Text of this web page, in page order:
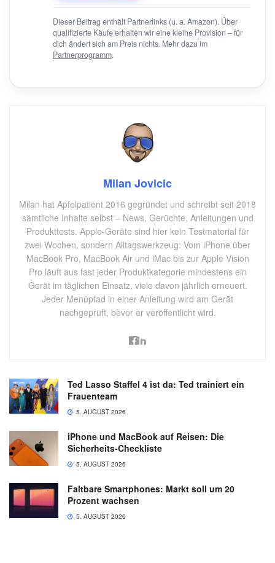
Dieser Beitrag enthält Partnerlinks (u. a. Amazon). Über
qualifizierte Käufe erhalten wir eine kleine Provision – für
dich ändert sich am Preis nichts. Mehr dazu im
Partnerprogramm.
Milan Jovicic
Milan hat Apfelpatient 2016 gegründet und schreibt seit 2018
sämtliche Inhalte selbst – News, Gerüchte, Anleitungen und
Produkttests. Apple-Geräte sind hier kein Testmaterial für
zwei Wochen, sondern Alltagswerkzeug: Vom iPhone über
MacBook Pro, MacBook Air und iMac bis zur Apple Vision
Pro läuft aus fast jeder Produktkategorie mindestens ein
Gerät im täglichen Einsatz, viele davon jährlich erneuert.
Jeder Menüpfad in einer Anleitung wird am Gerät
nachgeprüft, bevor er veröffentlicht wird.
Ted Lasso Staffel 4 ist da: Ted trainiert ein
Frauenteam
5. AUGUST 2026
iPhone und MacBook auf Reisen: Die
Sicherheits-Checkliste
5. AUGUST 2026
Faltbare Smartphones: Markt soll um 20
Prozent wachsen
5. AUGUST 2026